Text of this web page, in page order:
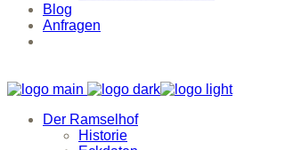
Blog
Anfragen
Der Ramselhof
Historie